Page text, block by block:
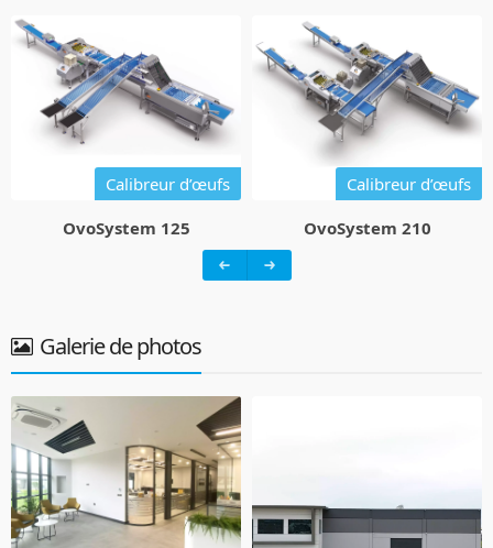
Calibreur d’œufs
OvoSystem 125
Calibreur d’œufs
OvoSystem 210
Galerie de photos